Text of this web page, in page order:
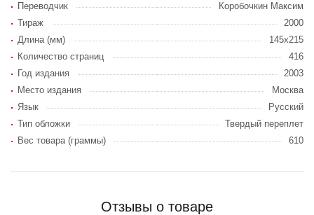
Переводчик
Коробочкин Максим
Тираж
2000
Длина (мм)
145x215
Количество страниц
416
Год издания
2003
Место издания
Москва
Язык
Русский
Тип обложки
Твердый переплет
Вес товара (граммы)
610
Отзывы о товаре